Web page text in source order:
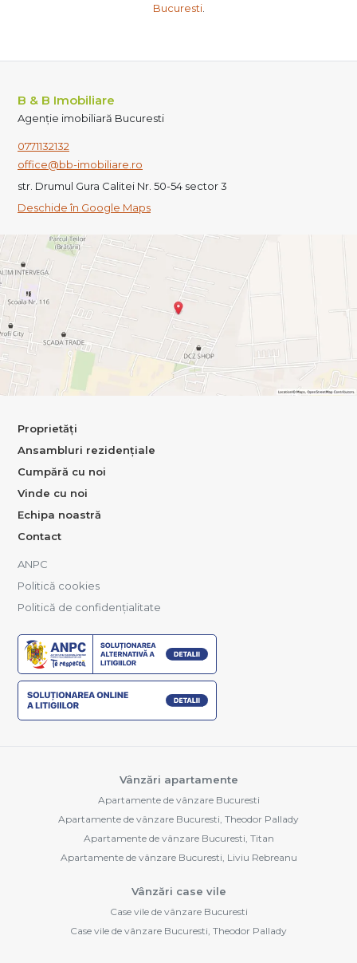
Bucuresti.
B & B Imobiliare
Agenție imobiliară Bucuresti
0771132132
office@bb-imobiliare.ro
str. Drumul Gura Calitei Nr. 50-54 sector 3
Deschide în Google Maps
Proprietăți
Ansambluri rezidențiale
Cumpără cu noi
Vinde cu noi
Echipa noastră
Contact
ANPC
Politică cookies
Politică de confidențialitate
Vânzări apartamente
Apartamente de vânzare Bucuresti
Apartamente de vânzare Bucuresti, Theodor Pallady
Apartamente de vânzare Bucuresti, Titan
Apartamente de vânzare Bucuresti, Liviu Rebreanu
Vânzări case vile
Case vile de vânzare Bucuresti
Case vile de vânzare Bucuresti, Theodor Pallady